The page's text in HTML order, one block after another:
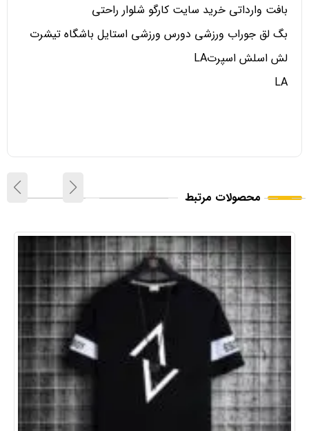
بافت وارداتی خرید سایت کارگو شلوار راحتی
بگ لق جوراب ورزشی دورس ورزشی استایل باشگاه تیشرت
لش اسلش اسپرتLA
LA
محصولات مرتبط